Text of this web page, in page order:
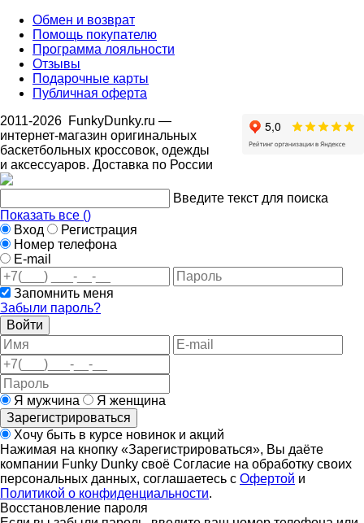
Обмен и возврат
Помощь покупателю
Программа лояльности
Отзывы
Подарочные карты
Публичная оферта
2011-2026 FunkyDunky.ru —
интернет-магазин оригинальных
баскетбольных кроссовок, одежды
и аксессуаров. Доставка по России
Введите текст для поиска
Показать все ()
Вход
Регистрация
Номер телефона
E-mail
Запомнить меня
Забыли пароль?
Войти
Я мужчина
Я женщина
Зарегистрироваться
Хочу быть в курсе новинок и акций
Нажимая на кнопку «Зарегистрироваться», Вы даёте
компании Funky Dunky своё Согласие на обработку своих
персональных данных, соглашаетесь с Офертой и
Политикой о конфиденциальности.
Восстановление пароля